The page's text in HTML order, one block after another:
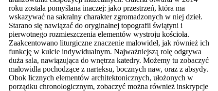
roku została pomyślana inaczej: jako przestrzeń, która ma
wskazywać na sakralny charakter zgromadzonych w niej dzieł.
Starano się nawiązać do oryginalnej topografii świątyni i
pierwotnego rozmieszczenia elementów wystroju kościoła.
Zaakcentowano liturgiczne znaczenie malowideł, jak również ich
funkcję w kulcie indywidualnym. Najważniejszą rolę odgrywa
duża sala, nawiązująca do wnętrza katedry. Możemy tu zobaczyć
malowidła pochodzące z narteksu, bocznych naw, oraz z absydy.
Obok licznych elementów architektonicznych, ułożonych w
porządku chronologicznym, zobaczyć można również inskrypcje